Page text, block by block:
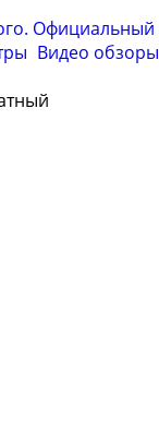
Видео обзоры